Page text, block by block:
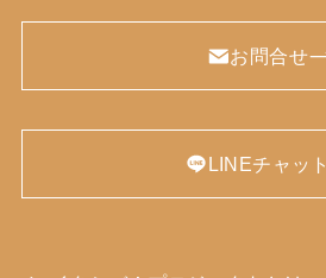
お問合せ
LINEチャット